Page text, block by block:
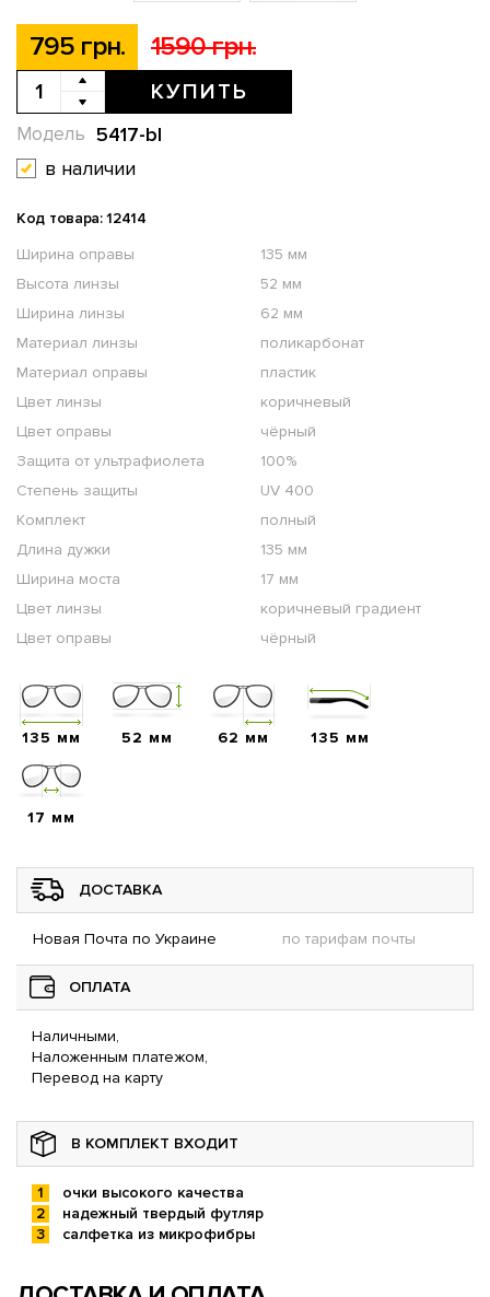
795 грн. 1590 грн.
КУПИТЬ
5417-bl
Модель
в наличии
Код товара: 12414
Ширина оправы
135 мм
Высота линзы
52 мм
Ширина линзы
62 мм
Материал линзы
поликарбонат
Материал оправы
пластик
Цвет линзы
коричневый
Цвет оправы
чёрный
Защита от ультрафиолета
100%
Степень защиты
UV 400
Комплект
полный
Длина дужки
135 мм
Ширина моста
17 мм
Цвет линзы
коричневый градиент
Цвет оправы
чёрный
135 мм 52 мм 62 мм 135 мм
17 мм
ДОСТАВКА
Новая Почта по Украине по тарифам почты
ОПЛАТА
Наличными,
Наложенным платежом,
Перевод на карту
В КОМПЛЕКТ ВХОДИТ
очки высокого качества
надежный твердый футляр
салфетка из микрофибры